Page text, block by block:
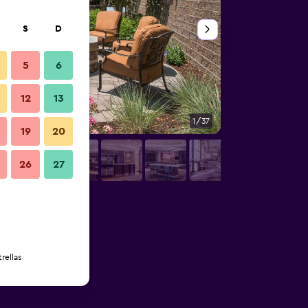
1/37
S D
5 6
12 13
19 20
26 27